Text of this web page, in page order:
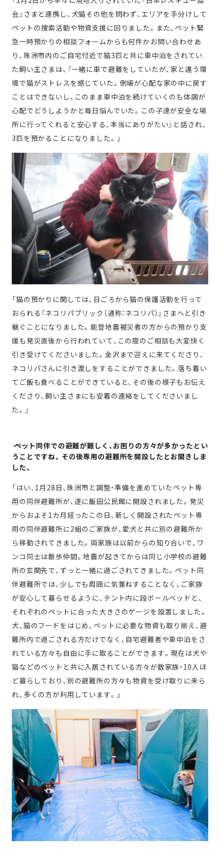
会』さまと連携し、犬猫その他を問わず、エリアを手分けして
ペットの捜索活動や物資支援に回りました。また、ペット緊
急一時預かりの相談フォームからも何件かお問い合わせあ
り、珠洲市内のご自宅付近で猫3匹と共に車中泊をされてい
た飼い主さまは、『一緒に車で避難をしていたが、家と違う環
境で猫がストレスを感じていた。倒壊が心配な家の中に戻す
ことはできないし、このまま車中泊を続けていくのも体調が
心配でどうしようかと毎日悩んでいた。この子達が安全な場
所に行ってくれると安心する、本当にありがたい』と話され、
3匹を預かることになりました。」
「猫の預かりに関しては、日ごろから猫の保護活動を行って
おられる『ネコリパブリック（通称：ネコリパ）』さまへと引き
継ぐことになりました。能登地震被災者の方からの預かり支
援も発災直後から行われていて、この度のご相談も大変快く
引き受けてくださいました。金沢まで迎えに来てくださり、
ネコリパさんに引き渡しをすることができました。落ち着い
てご飯も食べることができていると、その後の様子もお伝え
くださり、飼い主さまにも安着の連絡をしてくださいまし
た。」
―― ペット同伴での避難が難しく、お困りの方々が多かったとい
うことですね。その後専用の避難所を開設したとお聞きしま
した。
「はい、1月28日、珠洲市と調整・準備を進めていたペット専
用の同伴避難所が、遂に飯田公民館に開設されました。発災
からおよそ1カ月経ったこの日、新しく開設されたペット専
用の同伴避難所に2組のご家族が、愛犬と共に別の避難所か
ら移動されてきました。両家族は以前からの知り合いで、ワ
ンコ同士は散歩仲間。地震が起きてからは同じ小学校の避難
所の玄関先で、ずっと一緒に過ごされてきました。ペット同
伴避難所では、少しでも周囲に気兼ねすることなく、ご家族
が安心して暮らせるように、テント内に段ボールベッドと、
それぞれのペットに合った大きさのゲージを設置しました。
犬、猫のフードをはじめ、ペットに必要な物資も取り揃え、避
難所内で過ごされる方だけでなく、自宅避難者や車中泊をさ
れている方々も自由に手に取ることができます。現在は犬や
猫などのペットと共に入居されている方々が数家族・10人ほ
ど暮らしており、別の避難所の方々も物資を受け取りに来ら
れ、多くの方が利用しています。」